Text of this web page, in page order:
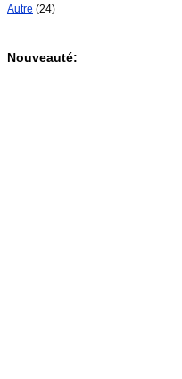
Autre (24)
Nouveauté: